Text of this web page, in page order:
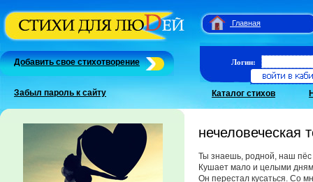
Главная
Добавить свое стихотворение
Забыл пароль к сайту
Логин:
Каталог стихов
нечеловеческая
Ты знаешь, родной, наш пёс
Кушает мало и целыми
Он перестал кусаться. Со